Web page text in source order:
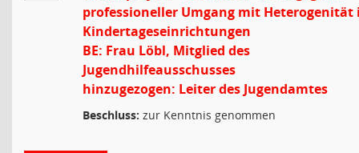
professioneller Umgang mit Heterogenität
Kindertageseinrichtungen
BE: Frau Löbl, Mitglied des
Jugendhilfeausschusses
hinzugezogen: Leiter des Jugendamtes
Beschluss: zur Kenntnis genommen